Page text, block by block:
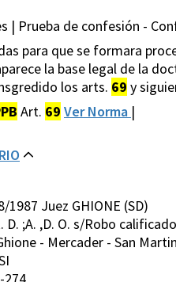
| Prueba de confesión -
para que se formara
la base legal de la
los arts. 69 y
Art. 69 Ver Norma |
1987 Juez GHIONE (SD)
D. ;A. ,D. O. s/Robo calificado
- Mercader - San